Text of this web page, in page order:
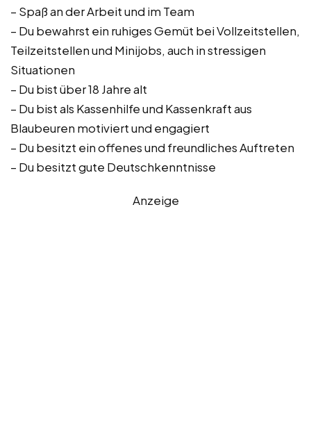
– Spaß an der Arbeit und im Team
– Du bewahrst ein ruhiges Gemüt bei Vollzeitstellen,
Teilzeitstellen und Minijobs, auch in stressigen
Situationen
– Du bist über 18 Jahre alt
– Du bist als Kassenhilfe und Kassenkraft aus
Blaubeuren motiviert und engagiert
– Du besitzt ein offenes und freundliches Auftreten
– Du besitzt gute Deutschkenntnisse
Anzeige